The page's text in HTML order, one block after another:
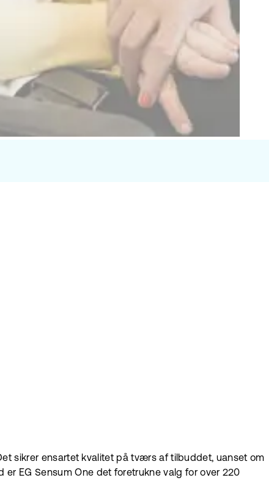
sikrer ensartet kvalitet på tværs af tilbuddet, uanset om
EG Sensum One det foretrukne valg for over 220